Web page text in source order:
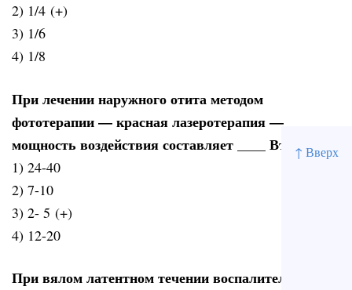
↑ Вверх
2) 1/4 (+)
3) 1/6
4) 1/8
При лечении наружного отита методом
фототерапии — красная лазеротерапия —
мощность воздействия составляет ____ Вт
1) 24-40
2) 7-10
3) 2- 5 (+)
4) 12-20
При вялом латентном течении воспалительного